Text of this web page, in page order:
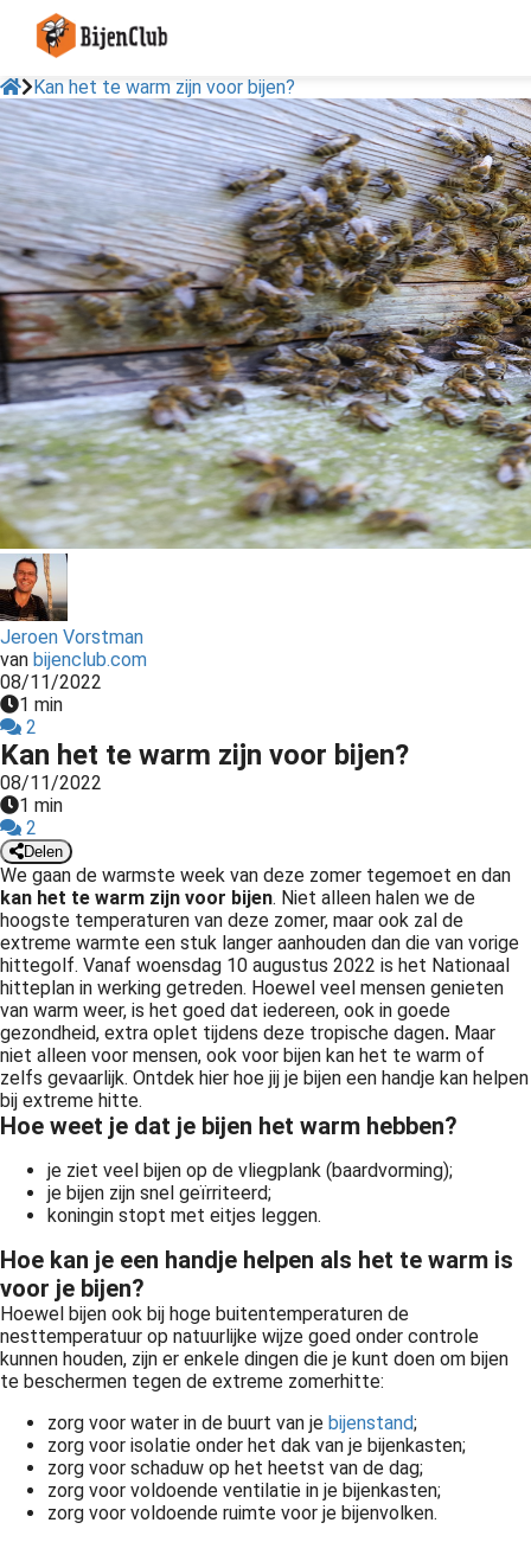
Kan het te warm zijn voor bijen?
Jeroen Vorstman
van bijenclub.com
08/11/2022
1 min
2
Kan het te warm zijn voor bijen?
08/11/2022
1 min
2
Delen
We gaan de warmste week van deze zomer tegemoet en dan
kan het te warm zijn voor bijen. Niet alleen halen we de
hoogste temperaturen van deze zomer, maar ook zal de
extreme warmte een stuk langer aanhouden dan die van vorige
hittegolf. Vanaf woensdag 10 augustus 2022 is het Nationaal
hitteplan in werking getreden. Hoewel veel mensen genieten
van warm weer, is het goed dat iedereen, ook in goede
gezondheid, extra oplet tijdens deze tropische dagen. Maar
niet alleen voor mensen, ook voor bijen kan het te warm of
zelfs gevaarlijk. Ontdek hier hoe jij je bijen een handje kan helpen
bij extreme hitte.
Hoe weet je dat je bijen het warm hebben?
je ziet veel bijen op de vliegplank (baardvorming);
je bijen zijn snel geïrriteerd;
koningin stopt met eitjes leggen.
Hoe kan je een handje helpen als het te warm is
voor je bijen?
Hoewel bijen ook bij hoge buitentemperaturen de
nesttemperatuur op natuurlijke wijze goed onder controle
kunnen houden, zijn er enkele dingen die je kunt doen om bijen
te beschermen tegen de extreme zomerhitte:
zorg voor water in de buurt van je bijenstand;
zorg voor isolatie onder het dak van je bijenkasten;
zorg voor schaduw op het heetst van de dag;
zorg voor voldoende ventilatie in je bijenkasten;
zorg voor voldoende ruimte voor je bijenvolken.